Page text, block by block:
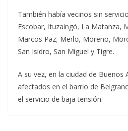
También había vecinos sin
Escobar, Ituzaingó, La Matanza,
Marcos Paz, Merlo, Moreno,
San Isidro, San Miguel y Tigre.
A su vez, en la ciudad de Buenos
afectados en el barrio de
el servicio de baja tensión.